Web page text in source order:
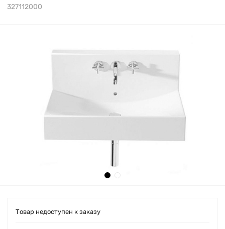
327112000
Товар недоступен к заказу